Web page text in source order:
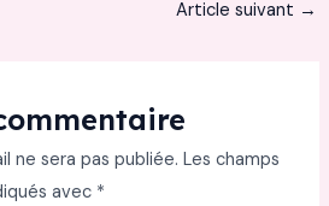
Article suivant →
ne sera pas publiée. Les champs
avec *